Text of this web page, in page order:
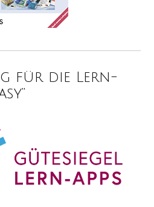
für die Lern-